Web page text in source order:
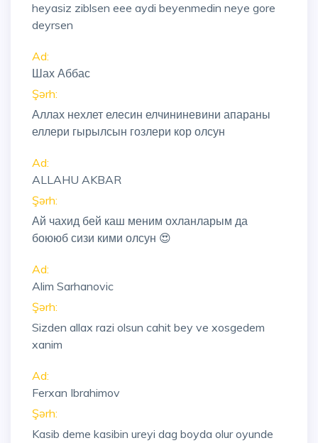
heyasiz ziblsen eee aydi beyenmedin neye gore
deyrsen
Ad:
Шах Аббас
Şərh:
Аллах нехлет елесин елчининевини апараны
еллери гырылсын гозлери кор олсун
Ad:
ALLAHU AKBAR
Şərh:
Ай чахид бей каш меним охланларым да
боююб сизи кими олсун 😍
Ad:
Alim Sarhanovic
Şərh:
Sizden allax razi olsun cahit bey ve xosgedem
xanim
Ad:
Ferxan Ibrahimov
Şərh:
Kasib deme kasibin ureyi dag boyda olur oyunde